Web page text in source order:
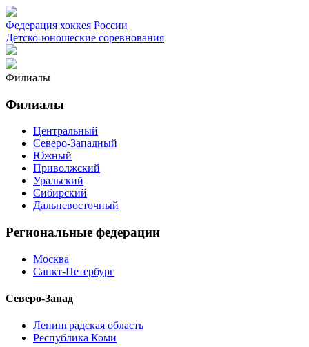
Федерация хоккея России
Детско-юношеские соревнования
Филиалы
Филиалы
Центральный
Северо-Западный
Южный
Приволжский
Уральский
Сибирский
Дальневосточный
Региональные федерации
Москва
Санкт-Петербург
Северо-Запад
Ленинградская область
Республика Коми